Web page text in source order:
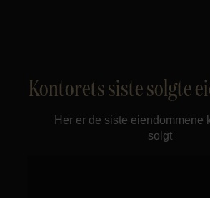
Kontorets siste solgte
Her er de siste eiendommene
solgt